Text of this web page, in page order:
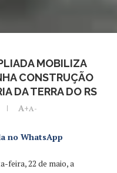
MOBILIZA
CONSTRUÇÃO
DA TERRA DO RS
A+A-
no WhatsApp
feira, 22 de maio, a